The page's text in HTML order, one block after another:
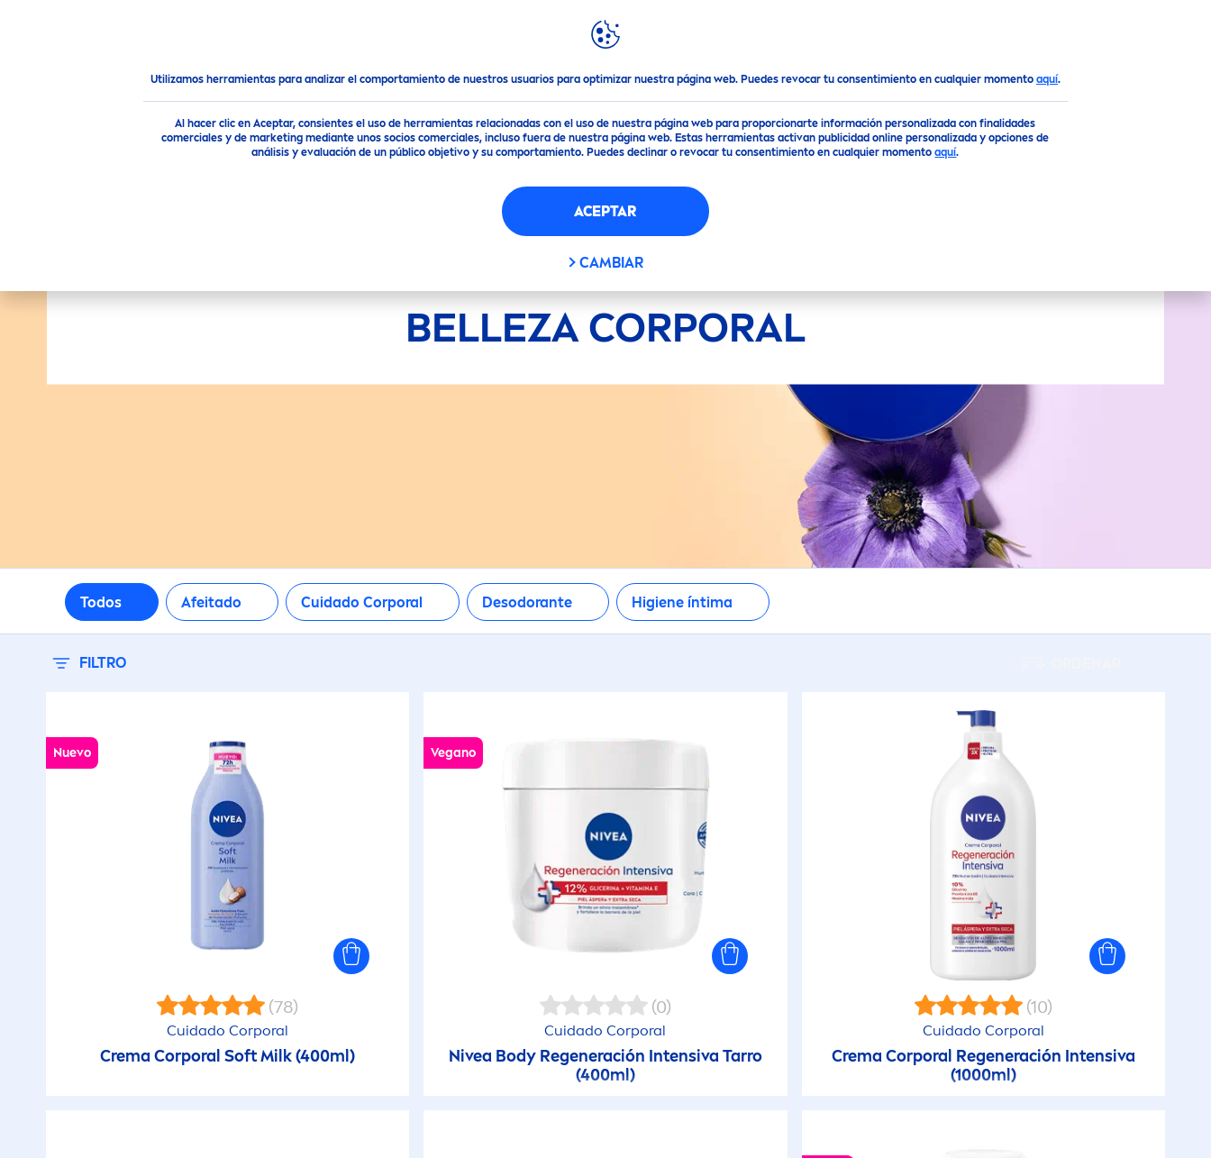
Utilizamos herramientas para analizar el comportamiento de nuestros usuarios para optimizar nuestra página web. Puedes revocar tu consentimiento en cualquier momento aquí.
Al hacer clic en Aceptar, consientes el uso de herramientas relacionadas con el uso de nuestra página web para proporcionarte información personalizada con finalidades
comerciales y de marketing mediante unos socios comerciales, incluso fuera de nuestra página web. Estas herramientas activan publicidad online personalizada y opciones de
análisis y evaluación de un público objetivo y su comportamiento. Puedes declinar o revocar tu consentimiento en cualquier momentoaquí.
ACEPTAR
CAMBIAR
DESTACADOS
Nuestros Productos Cuidado Corporal
BELLEZA CORPORAL
Todos Afeitado Cuidado Corporal Desodorante Higiene íntima
FILTRO
Nuevo
(78)
Cuidado Corporal
Crema Corporal Soft Milk (400ml)
Vegano
(0)
Cuidado Corporal
NiveaBody Regeneración Intensiva Tarro
(400ml)
(10)
Cuidado Corporal
Crema Corporal Regeneración Intensiva
(1000ml)